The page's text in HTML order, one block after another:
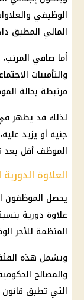
الوظيفي
المالي المطبق
أما صافي
والتأمينات
مرتبطة بحالة
جنيه أو يزيد
الموظف أقل بعد
العلاوة
يحصل الموظفون
علاوة دورية
المنظمة للأجر
وتشمل هذه الفئة
والمصالح
التي تطبق قانون